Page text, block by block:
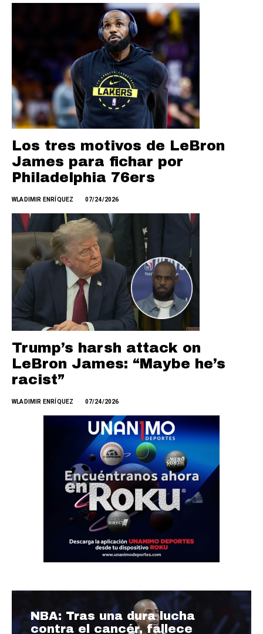
Los tres motivos de LeBron
James para fichar por
Philadelphia 76ers
WLADIMIR ENRÍQUEZ 07/24/2026
Trump’s harsh attack on
LeBron James: “Maybe he’s
racist”
WLADIMIR ENRÍQUEZ 07/24/2026
NBA: Tras una dura lucha
contra el cancér, fallece